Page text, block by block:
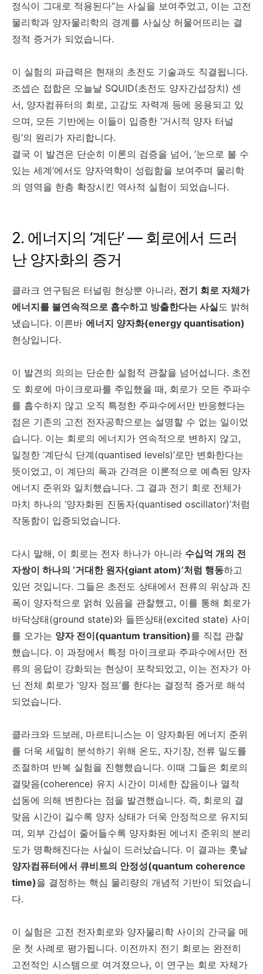
정식이 그대로 적용된다”는 사실을 보여주었고, 이는 고전
물리학과 양자물리학의 경계를 사실상 허물어뜨리는 결
정적 증거가 되었습니다.
이 실험의 파급력은 현재의 초전도 기술과도 직결됩니다.
조셉슨 접합은 오늘날 SQUID(초전도 양자간섭장치) 센
서, 양자컴퓨터의 회로, 고감도 자력계 등에 응용되고 있
으며, 모든 기반에는 이들이 입증한 ‘거시적 양자 터널
링’의 원리가 자리합니다.
결국 이 발견은 단순히 이론의 검증을 넘어, ‘눈으로 볼 수
있는 세계’에서도 양자역학이 성립함을 보여주며 물리학
의 영역을 한층 확장시킨 역사적 실험이 되었습니다.
2. 에너지의 ‘계단’ — 회로에서 드러
난 양자화의 증거
클라크 연구팀은 터널링 현상뿐 아니라, 전기 회로 자체가
에너지를 불연속적으로 흡수하고 방출한다는 사실 도 밝혀
냈습니다. 이른바 에너지 양자화(energy quantisation)
현상입니다.
이 발견의 의의는 단순한 실험적 관찰을 넘어섭니다. 초전
도 회로에 마이크로파를 주입했을 때, 회로가 모든 주파수
를 흡수하지 않고 오직 특정한 주파수에서만 반응했다는
점은 기존의 고전 전자공학으로는 설명할 수 없는 일이었
습니다. 이는 회로의 에너지가 연속적으로 변하지 않고,
일정한 ‘계단식 단계(quantised levels)’로만 변화한다는
뜻이었고, 이 계단의 폭과 간격은 이론적으로 예측된 양자
에너지 준위와 일치했습니다. 그 결과 전기 회로 전체가
마치 하나의 ‘양자화된 진동자(quantised oscillator)’처럼
작동함이 입증되었습니다.
다시 말해, 이 회로는 전자 하나가 아니라 수십억 개의 전
자쌍이 하나의 ‘거대한 원자(giant atom)’처럼 행동하고
있던 것입니다. 그들은 초전도 상태에서 전류의 위상과 진
폭이 양자적으로 얽혀 있음을 관찰했고, 이를 통해 회로가
바닥상태(ground state)와 들뜬상태(excited state) 사이
를 오가는 양자 전이(quantum transition)를 직접 관찰
했습니다. 이 과정에서 특정 마이크로파 주파수에서만 전
류의 응답이 강화되는 현상이 포착되었고, 이는 전자가 아
닌 전체 회로가 ‘양자 점프’를 한다는 결정적 증거로 해석
되었습니다.
클라크와 드보레, 마르티니스는 이 양자화된 에너지 준위
를 더욱 세밀히 분석하기 위해 온도, 자기장, 전류 밀도를
조절하며 반복 실험을 진행했습니다. 이때 그들은 회로의
결맞음(coherence) 유지 시간이 미세한 잡음이나 열적
섭동에 의해 변한다는 점을 발견했습니다. 즉, 회로의 결
맞음 시간이 길수록 양자 상태가 더욱 안정적으로 유지되
며, 외부 간섭이 줄어들수록 양자화된 에너지 준위의 분리
도가 명확해진다는 사실이 드러났습니다. 이 결과는 훗날
양자컴퓨터에서 큐비트의 안정성(quantum coherence
time)을 결정하는 핵심 물리량의 개념적 기반이 되었습니
다.
이 실험은 고전 전자회로와 양자물리학 사이의 간극을 메
운 첫 사례로 평가됩니다. 이전까지 전기 회로는 완전히
고전적인 시스템으로 여겨졌으나, 이 연구는 회로 자체가